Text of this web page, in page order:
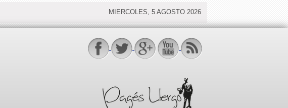
MIERCOLES, 5 AGOSTO 2026